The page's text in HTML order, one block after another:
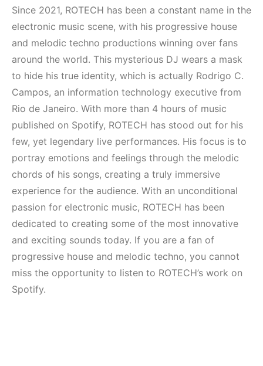
‘in Yeni
Müzik
: CAVE
Bodrum / Çeşme
Alaçatı / Akyaka /
Kuşadası /
Elektronik Müzik
Mekanları ve
Etkinlikleri 2023
(Downtempo,
House, Techno)
Since 2021, ROTECH has been a constant name in the
electronic music scene, with his progressive house
and melodic techno productions winning over fans
around the world. This mysterious DJ wears a mask
to hide his true identity, which is actually Rodrigo C.
Campos, an information technology executive from
Rio de Janeiro. With more than 4 hours of music
published on Spotify, ROTECH has stood out for his
few, yet legendary live performances. His focus is to
portray emotions and feelings through the melodic
chords of his songs, creating a truly immersive
experience for the audience. With an unconditional
passion for electronic music, ROTECH has been
dedicated to creating some of the most innovative
and exciting sounds today. If you are a fan of
progressive house and melodic techno, you cannot
miss the opportunity to listen to ROTECH’s work on
Spotify.